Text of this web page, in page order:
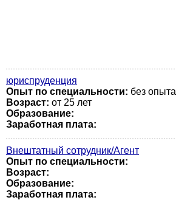
юриспруденция
Опыт по специальности: без опыта
Возраст: от 25 лет
Образование:
Заработная плата:
Внештатный сотрудник/Агент
Опыт по специальности:
Возраст:
Образование:
Заработная плата: